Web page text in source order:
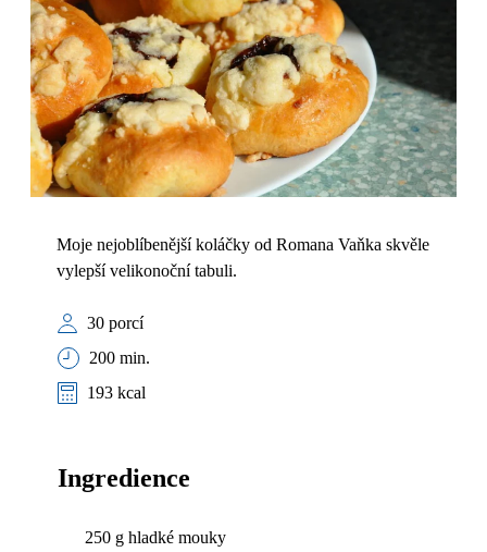
Moje nejoblíbenější koláčky od Romana Vaňka skvěle
vylepší velikonoční tabuli.
30 porcí
200 min.
193 kcal
Ingredience
250 g hladké mouky